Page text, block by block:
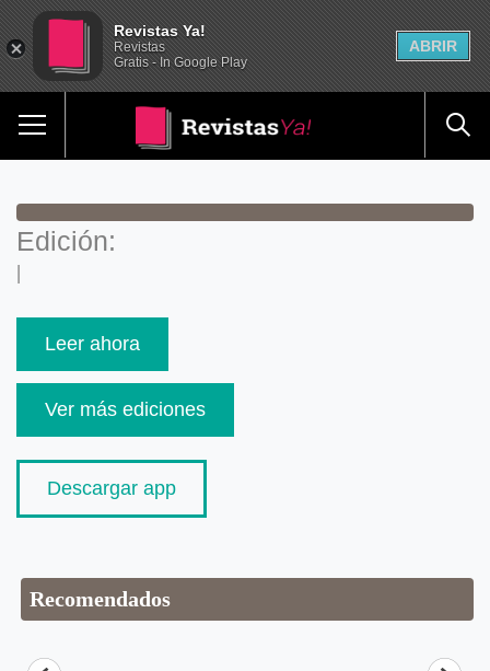
Edición:
|
Leer ahora
Ver más ediciones
Descargar app
Recomendados
Revistas Ya!
Revistas
Gratis - In Google Play
ABRIR